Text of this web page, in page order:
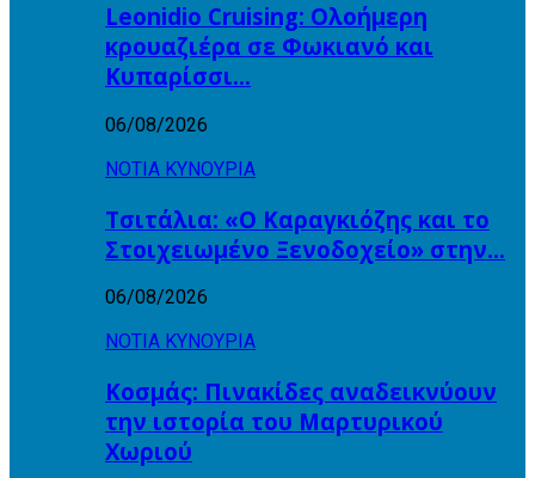
Leonidio Cruising: Ολοήμερη
κρουαζιέρα σε Φωκιανό και
Κυπαρίσσι…
06/08/2026
ΝΟΤΙΑ ΚΥΝΟΥΡΙΑ
Τσιτάλια: «Ο Καραγκιόζης και το
Στοιχειωμένο Ξενοδοχείο» στην…
06/08/2026
ΝΟΤΙΑ ΚΥΝΟΥΡΙΑ
Κοσμάς: Πινακίδες αναδεικνύουν
την ιστορία του Μαρτυρικού
Χωριού